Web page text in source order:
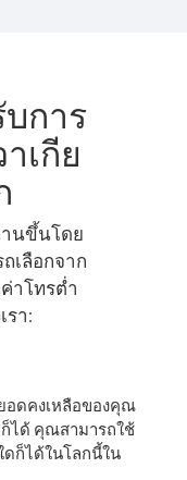
การ
เกีย
นขึ้นโดย
เลือกจาก
าโทรต่ำ
รา:
อดคงเหลือของคุณ
ได้ คุณสามารถใช้
ดก็ได้ในโลกนี้ใน